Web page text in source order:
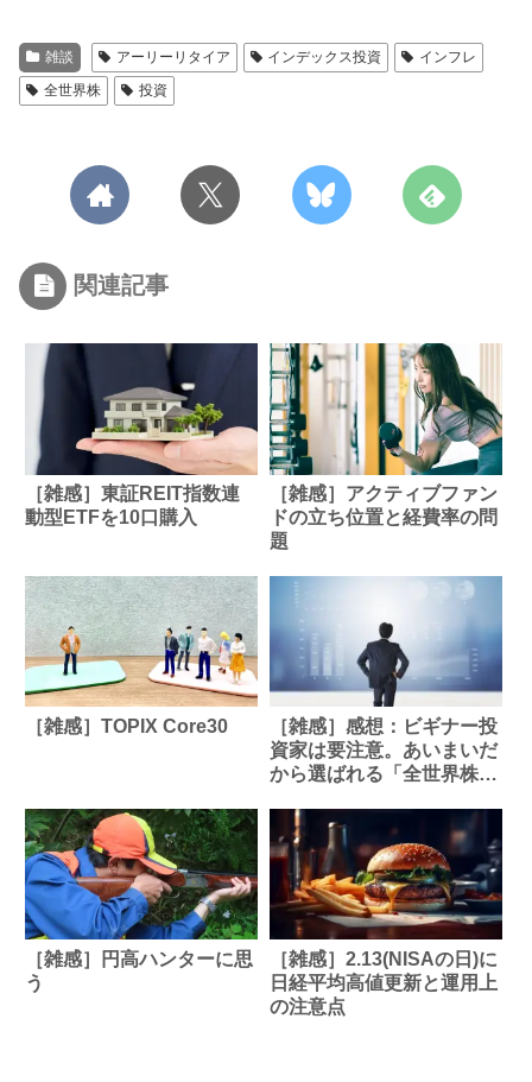
雑談 アーリーリタイア インデックス投資
インフレ
全世界株
投資
関連記事
［雑感］東証REIT指数連
動型ETFを10口購入
［雑感］アクティブファン
ドの立ち位置と経費率の問
題
［雑感］TOPIX Core30
［雑感］感想：ビギナー投
資家は要注意。あいまいだ
から選ばれる「全世界株
［雑感］円高ハンターに思
う
［雑感］2.13(NISAの日)に
日経平均高値更新と運用上
の注意点